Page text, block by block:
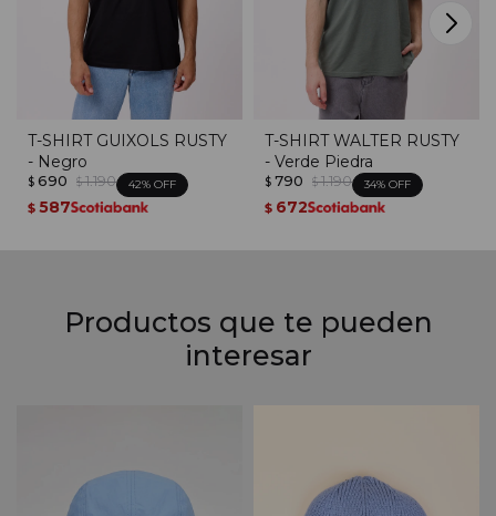
T-SHIRT GUIXOLS RUSTY
- Negro
$ 690 $ 1.190 42
$ 587
T-SHIRT WALTER RUSTY
- Verde Piedra
$ 790 $ 1.190 34
$ 672
Productos que te pueden
interesar